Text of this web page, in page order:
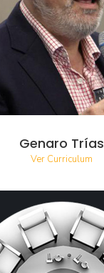
Genaro Trías
Ver Curriculum